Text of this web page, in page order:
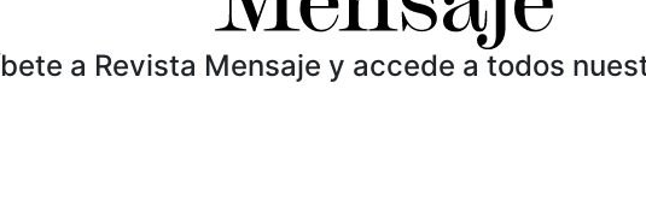
a Revista Mensaje y accede a todos